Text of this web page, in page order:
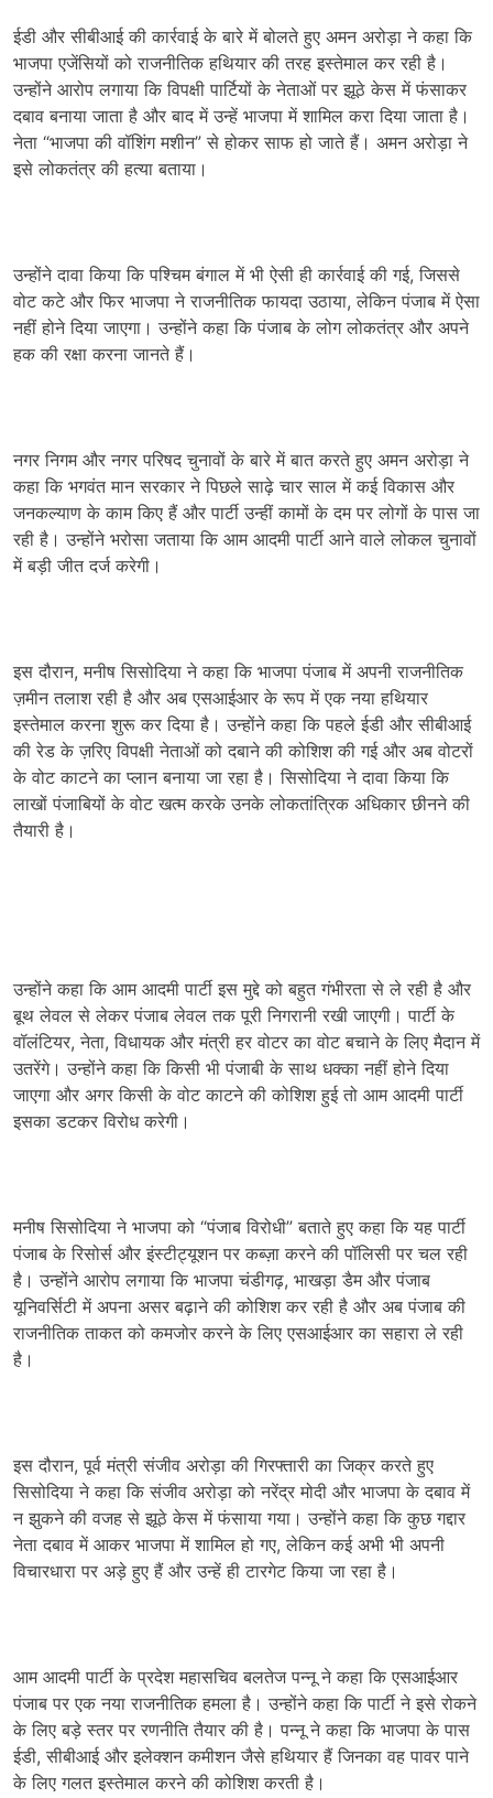
ईडी और सीबीआई की कार्रवाई के बारे में बोलते हुए अमन अरोड़ा ने कहा कि
भाजपा एजेंसियों को राजनीतिक हथियार की तरह इस्तेमाल कर रही है।
उन्होंने आरोप लगाया कि विपक्षी पार्टियों के नेताओं पर झूठे केस में फंसाकर
दबाव बनाया जाता है और बाद में उन्हें भाजपा में शामिल करा दिया जाता है।
नेता “भाजपा की वॉशिंग मशीन” से होकर साफ हो जाते हैं। अमन अरोड़ा ने
इसे लोकतंत्र की हत्या बताया।
उन्होंने दावा किया कि पश्चिम बंगाल में भी ऐसी ही कार्रवाई की गई, जिससे
वोट कटे और फिर भाजपा ने राजनीतिक फायदा उठाया, लेकिन पंजाब में ऐसा
नहीं होने दिया जाएगा। उन्होंने कहा कि पंजाब के लोग लोकतंत्र और अपने
हक की रक्षा करना जानते हैं।
नगर निगम और नगर परिषद चुनावों के बारे में बात करते हुए अमन अरोड़ा ने
कहा कि भगवंत मान सरकार ने पिछले साढ़े चार साल में कई विकास और
जनकल्याण के काम किए हैं और पार्टी उन्हीं कामों के दम पर लोगों के पास जा
रही है। उन्होंने भरोसा जताया कि आम आदमी पार्टी आने वाले लोकल चुनावों
में बड़ी जीत दर्ज करेगी।
इस दौरान, मनीष सिसोदिया ने कहा कि भाजपा पंजाब में अपनी राजनीतिक
ज़मीन तलाश रही है और अब एसआईआर के रूप में एक नया हथियार
इस्तेमाल करना शुरू कर दिया है। उन्होंने कहा कि पहले ईडी और सीबीआई
की रेड के ज़रिए विपक्षी नेताओं को दबाने की कोशिश की गई और अब वोटरों
के वोट काटने का प्लान बनाया जा रहा है। सिसोदिया ने दावा किया कि
लाखों पंजाबियों के वोट खत्म करके उनके लोकतांत्रिक अधिकार छीनने की
तैयारी है।
उन्होंने कहा कि आम आदमी पार्टी इस मुद्दे को बहुत गंभीरता से ले रही है और
बूथ लेवल से लेकर पंजाब लेवल तक पूरी निगरानी रखी जाएगी। पार्टी के
वॉलंटियर, नेता, विधायक और मंत्री हर वोटर का वोट बचाने के लिए मैदान में
उतरेंगे। उन्होंने कहा कि किसी भी पंजाबी के साथ धक्का नहीं होने दिया
जाएगा और अगर किसी के वोट काटने की कोशिश हुई तो आम आदमी पार्टी
इसका डटकर विरोध करेगी।
मनीष सिसोदिया ने भाजपा को “पंजाब विरोधी” बताते हुए कहा कि यह पार्टी
पंजाब के रिसोर्स और इंस्टीट्यूशन पर कब्ज़ा करने की पॉलिसी पर चल रही
है। उन्होंने आरोप लगाया कि भाजपा चंडीगढ़, भाखड़ा डैम और पंजाब
यूनिवर्सिटी में अपना असर बढ़ाने की कोशिश कर रही है और अब पंजाब की
राजनीतिक ताकत को कमजोर करने के लिए एसआईआर का सहारा ले रही
है।
इस दौरान, पूर्व मंत्री संजीव अरोड़ा की गिरफ्तारी का जिक्र करते हुए
सिसोदिया ने कहा कि संजीव अरोड़ा को नरेंद्र मोदी और भाजपा के दबाव में
न झुकने की वजह से झूठे केस में फंसाया गया। उन्होंने कहा कि कुछ गद्दार
नेता दबाव में आकर भाजपा में शामिल हो गए, लेकिन कई अभी भी अपनी
विचारधारा पर अड़े हुए हैं और उन्हें ही टारगेट किया जा रहा है।
आम आदमी पार्टी के प्रदेश महासचिव बलतेज पन्नू ने कहा कि एसआईआर
पंजाब पर एक नया राजनीतिक हमला है। उन्होंने कहा कि पार्टी ने इसे रोकने
के लिए बड़े स्तर पर रणनीति तैयार की है। पन्नू ने कहा कि भाजपा के पास
ईडी, सीबीआई और इलेक्शन कमीशन जैसे हथियार हैं जिनका वह पावर पाने
के लिए गलत इस्तेमाल करने की कोशिश करती है।